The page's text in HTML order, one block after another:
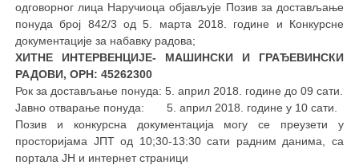
одговорног лица Наручиоца објављује Позив за достављање
понуда број 842/3 од 5. марта 2018. године и Конкурснe
документацијe за набавку радова;
ХИТНЕ ИНТЕРВЕНЦИЈЕ- МАШИНСКИ И ГРАЂЕВИНСКИ
РАДОВИ, ОРН: 45262300
Рок за достављање понуда: 5. април 2018. године до 09 сати.
Јавно отварање понуда: 5. април 2018. године у 10 сати.
Позив и конкурсна документација могу се преузети у
просторијама ЈПТ од 10;30-13:30 сати радним данима, са
портала ЈН и интернет страници